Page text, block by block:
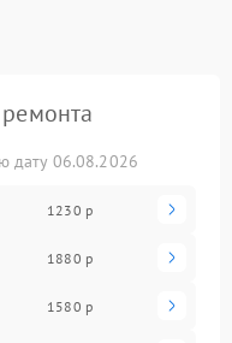
дату 06.08.2026
1230 р
1880 р
1580 р